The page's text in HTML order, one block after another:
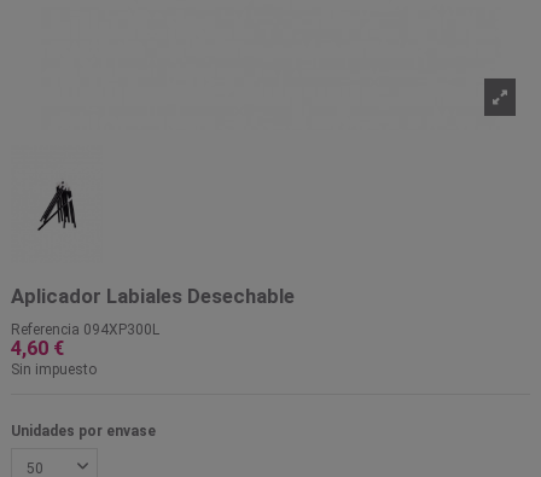
Aplicador Labiales Desechable
Referencia 094XP300L
4,60 €
Sin impuesto
Unidades por envase